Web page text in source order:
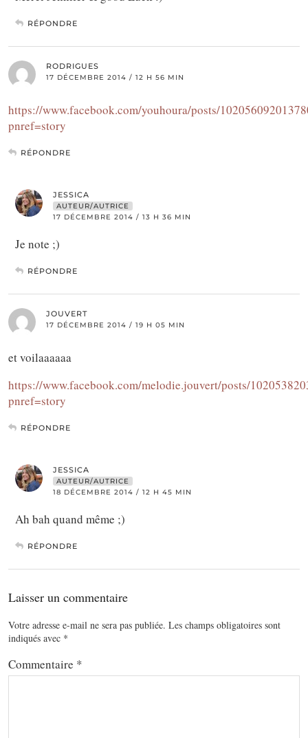
RÉPONDRE
RODRIGUES
17 DÉCEMBRE 2014 / 12 H 56 MIN
https://www.facebook.com/youhoura/posts/
pnref=story
RÉPONDRE
JESSICA
AUTEUR/AUTRICE
17 DÉCEMBRE 2014 / 13 H 36 MIN
Je note ;)
RÉPONDRE
JOUVERT
17 DÉCEMBRE 2014 / 19 H 05 MIN
et voilaaaaaa
https://www.facebook.com/melodie.jouvert/posts/
pnref=story
RÉPONDRE
JESSICA
AUTEUR/AUTRICE
18 DÉCEMBRE 2014 / 12 H 45 MIN
Ah bah quand même ;)
RÉPONDRE
Laisser un commentaire
Votre adresse e-mail ne sera pas publiée. Les champs obligatoires sont
indiqués avec *
Commentaire *